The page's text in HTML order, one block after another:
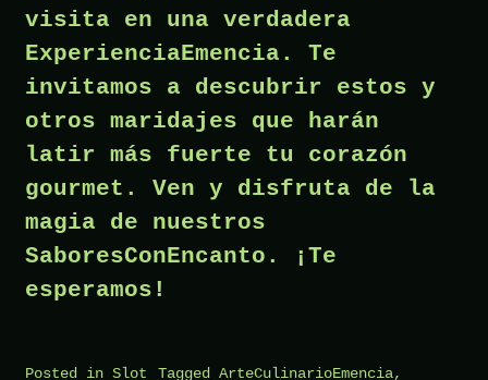
visita en una verdadera
ExperienciaEmencia. Te
invitamos a descubrir estos y
otros maridajes que harán
latir más fuerte tu corazón
gourmet. Ven y disfruta de la
magia de nuestros
SaboresConEncanto. ¡Te
esperamos!
Posted in Slot Tagged ArteCulinarioEmencia,